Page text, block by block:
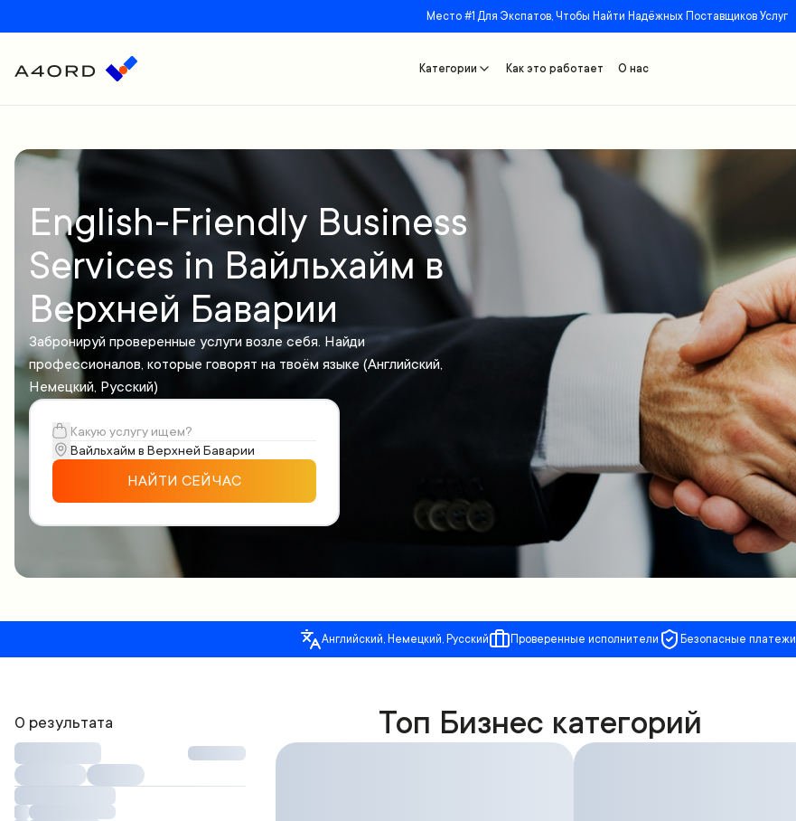
Место #1 Для Экспатов, Чтобы Найти Надёжных Поставщиков Услуг
Категории Как это работает О нас
English-Friendly Business
Services in Вайльхайм в
Верхней Баварии
Забронируй проверенные услуги возле себя. Найди
профессионалов, которые говорят на твоём языке (Английский,
Немецкий, Русский)
НАЙТИ СЕЙЧАС
Английский, Немецкий, Русский Проверенные исполнители Безопасные платежи
0 результата Топ Бизнес категорий